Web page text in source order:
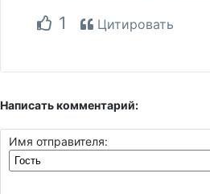
1 Цитировать
Написать комментарий:
Имя отправителя: